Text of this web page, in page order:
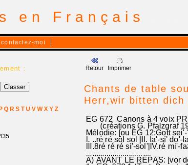
en Français
contactez-moi
:
P Q R S T U V W X Y Z
Retour Imprimer
Chants de table
Herr,wir bitten dich
EG 672 Canons à 4 voix
(créations G. Pfalzgraf
Mélodie: [ou EG 12:Gott
I. ..ré ré sol sol |II. la'-si' do'-
III.8ré ré ré si'-sol'|IV.ré mi'-
................................
A) AVANT LE REPAS: [vor